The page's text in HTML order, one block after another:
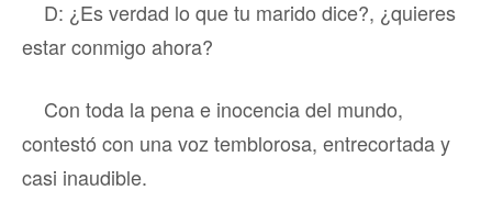
D: ¿Es verdad lo que tu marido dice?, ¿quieres
estar conmigo ahora?
Con toda la pena e inocencia del mundo,
contestó con una voz temblorosa, entrecortada y
casi inaudible.